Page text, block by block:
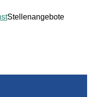
Stellenangebote